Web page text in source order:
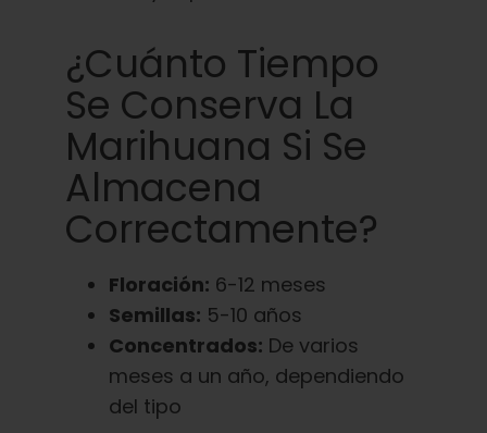
¿Cuánto Tiempo
Se Conserva La
Marihuana Si Se
Almacena
Correctamente?
Floración: 6-12 meses
Semillas: 5-10 años
Concentrados: De varios
meses a un año, dependiendo
del tipo